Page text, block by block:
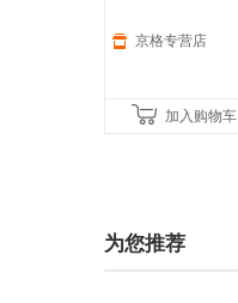
京格专营店
加入购物车
为您推荐